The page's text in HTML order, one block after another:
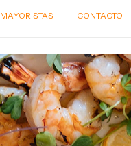
MAYORISTAS CONTACTO